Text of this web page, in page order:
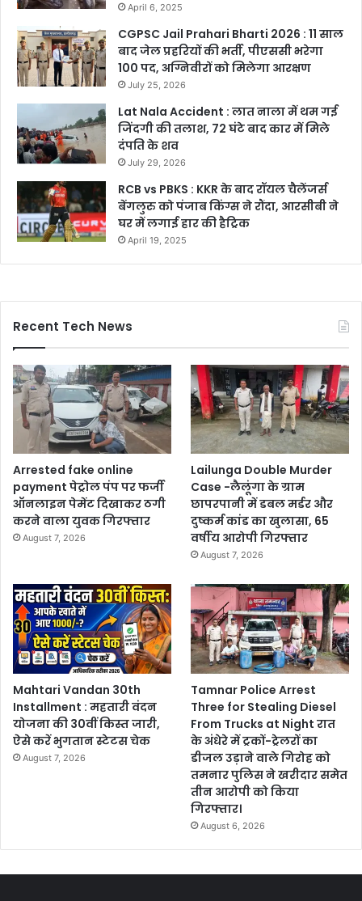
April 6, 2025
CGPSC Jail Prahari Bharti 2026 : 11 साल
बाद जेल प्रहरियों की भर्ती, पीएससी भरेगा
100 पद, अग्निवीरों को मिलेगा आरक्षण
July 25, 2026
Lat Nala Accident : लात नाला में थम गई
जिंदगी की तलाश, 72 घंटे बाद कार में मिले
दंपति के शव
July 29, 2026
RCB vs PBKS : KKR के बाद रॉयल चैलेंजर्स
बेंगलुरु को पंजाब किंग्स ने रौंदा, आरसीबी ने
घर में लगाई हार की हैट्रिक
April 19, 2025
Recent Tech News
Arrested fake online
payment पेट्रोल पंप पर फर्जी
ऑनलाइन पेमेंट दिखाकर ठगी
करने वाला युवक गिरफ्तार
August 7, 2026
Lailunga Double Murder
Case -लैलूंगा के ग्राम
छापरपानी में डबल मर्डर और
दुष्कर्म कांड का खुलासा, 65
वर्षीय आरोपी गिरफ्तार
August 7, 2026
Mahtari Vandan 30th
Installment : महतारी वंदन
योजना की 30वीं किस्त जारी,
ऐसे करें भुगतान स्टेटस चेक
August 7, 2026
Tamnar Police Arrest
Three for Stealing Diesel
From Trucks at Night रात
के अंधेरे में ट्रकों-ट्रेलरों का
डीजल उड़ाने वाले गिरोह को
तमनार पुलिस ने खरीदार समेत
तीन आरोपी को किया
गिरफ्तार।
August 6, 2026